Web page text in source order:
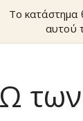
Το κατάστημα
αυτού